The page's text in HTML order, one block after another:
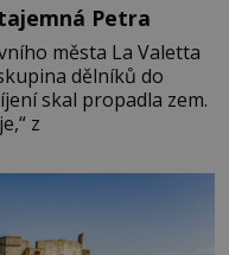
Petra
města La Valetta
dělníků do
skal propadla zem.
z